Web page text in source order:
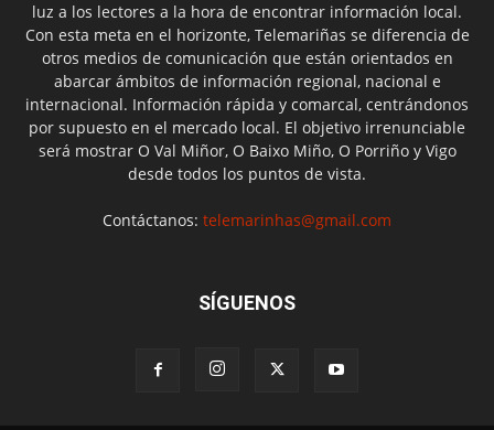
luz a los lectores a la hora de encontrar información local.
Con esta meta en el horizonte, Telemariñas se diferencia de
otros medios de comunicación que están orientados en
abarcar ámbitos de información regional, nacional e
internacional. Información rápida y comarcal, centrándonos
por supuesto en el mercado local. El objetivo irrenunciable
será mostrar O Val Miñor, O Baixo Miño, O Porriño y Vigo
desde todos los puntos de vista.
Contáctanos: telemarinhas@gmail.com
SÍGUENOS